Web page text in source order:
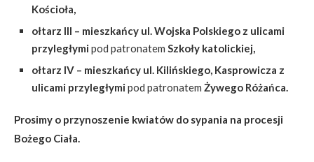
Kościoła,
ołtarz III – mieszkańcy ul. Wojska Polskiego z ulicami
przyległymi pod patronatem Szkoły katolickiej,
ołtarz IV – mieszkańcy ul. Kilińskiego, Kasprowicza z
ulicami przyległymi pod patronatem Żywego Różańca.
Prosimy o przynoszenie kwiatów do sypania na procesji
Bożego Ciała.